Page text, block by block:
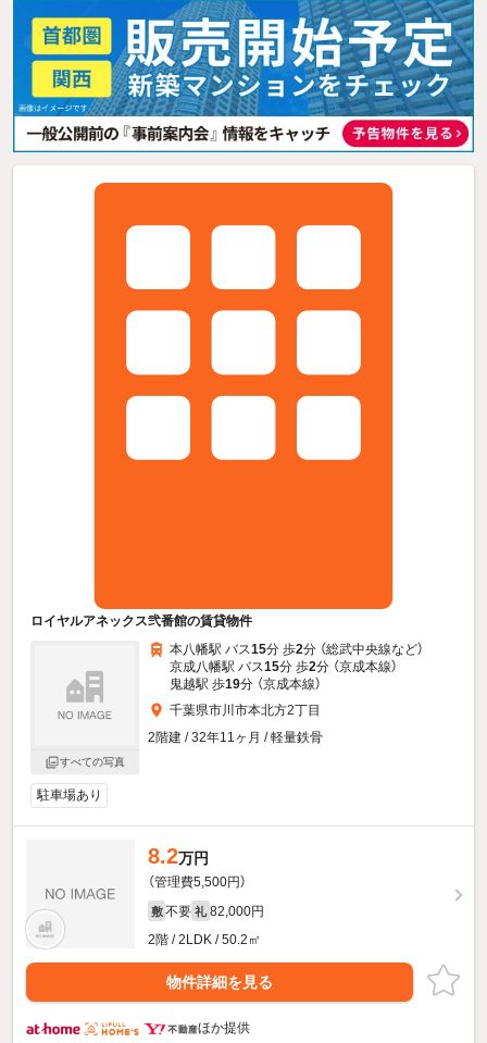
ロイヤルアネックス弐番館の賃貸物件
すべての写真
本八幡駅 バス15分 歩2分 （総武中央線など）
京成八幡駅 バス15分 歩2分 （京成本線）
鬼越駅 歩19分 （京成本線）
千葉県市川市本北方2丁目
2階建 / 32年11ヶ月 / 軽量鉄骨
駐車場あり
8.2万円
（管理費5,500円）
敷 不要 礼 82,000円
2階 / 2LDK / 50.2㎡
物件詳細を見る
ほか提供